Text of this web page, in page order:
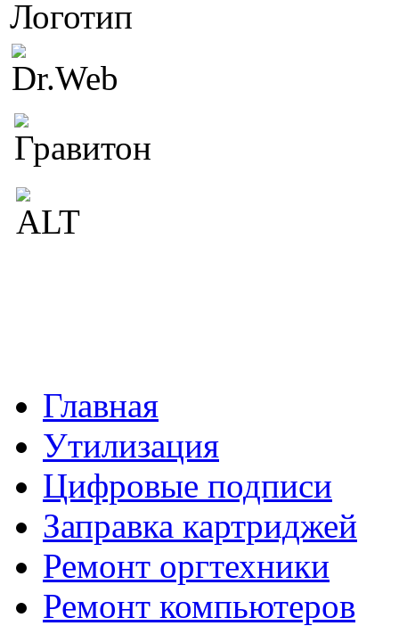
Главная
Утилизация
Цифровые подписи
Заправка картриджей
Ремонт оргтехники
Ремонт компьютеров